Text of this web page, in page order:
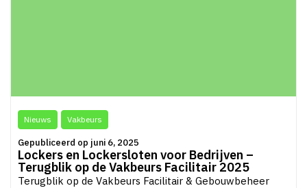
Nieuws Vakbeurs
Gepubliceerd op juni 6, 2025
Lockers en Lockersloten voor Bedrijven –
Terugblik op de Vakbeurs Facilitair 2025
Terugblik op de Vakbeurs Facilitair & Gebouwbeheer